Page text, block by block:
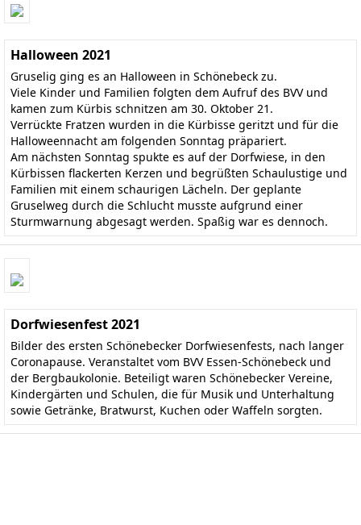
Halloween 2021
Gruselig ging es an Halloween in Schönebeck zu.
Viele Kinder und Familien folgten dem Aufruf des BVV und
kamen zum Kürbis schnitzen am 30. Oktober 21.
Verrückte Fratzen wurden in die Kürbisse geritzt und für die
Halloweennacht am folgenden Sonntag präpariert.
Am nächsten Sonntag spukte es auf der Dorfwiese, in den
Kürbissen flackerten Kerzen und begrüßten Schaulustige und
Familien mit einem schaurigen Lächeln. Der geplante
Gruselweg durch die Schlucht musste aufgrund einer
Sturmwarnung abgesagt werden. Spaßig war es dennoch.
Dorfwiesenfest 2021
Bilder des ersten Schönebecker Dorfwiesenfests, nach langer
Coronapause. Veranstaltet vom BVV Essen-Schönebeck und
der Bergbaukolonie. Beteiligt waren Schönebecker Vereine,
Kindergärten und Schulen, die für Musik und Unterhaltung
sowie Getränke, Bratwurst, Kuchen oder Waffeln sorgten.